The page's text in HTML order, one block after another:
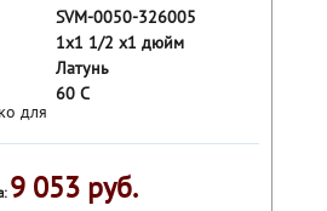
SVM-0050-326005
1x1 1/2 x1 дюйм
Латунь
для
60 С
9 053 руб.